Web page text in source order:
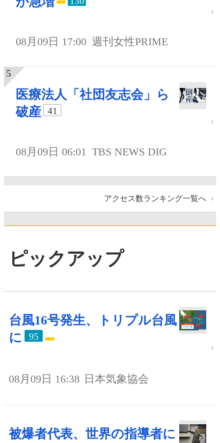
08月09日 17:00 週刊女性PRIME
医療法人「社団友志会」ら
破産
41
08月09日 06:01 TBS NEWS DIG
アクセス数ランキング一覧へ
ピックアップ
台風16号発生、トリプル台風
に
95
08月09日 16:38 日本気象協会
被爆者代表、世界の指導者に